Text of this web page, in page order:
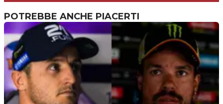
POTREBBE ANCHE PIACERTI